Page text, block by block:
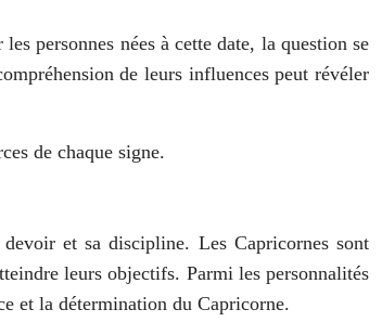
personnes nées à cette date, la question se
de leurs influences peut révéler
de chaque signe.
et sa discipline. Les Capricornes sont
leurs objectifs. Parmi les personnalités
et la détermination du Capricorne.